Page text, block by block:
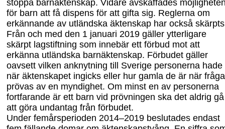
stoppa barnäktenskap. Vidare avskaffades
för barn att få dispens för att gifta sig. Reglerna om
erkännande av utländska äktenskap har också skärpts
Från och med den 1 januari 2019 gäller ytterligare
skärpt lagstiftning som innebär ett förbud mot att
erkänna utländska barnäktenskap. Förbudet gäller
oavsett vilken anknytning till Sverige personerna hade
när äktenskapet ingicks eller hur gamla de är när
prövas av en myndighet. Om minst en av personerna
fortfarande är ett barn vid prövningen ska det aldrig gå
att göra undantag från förbudet.
Under femårsperioden 2014–2019 beslutades endast